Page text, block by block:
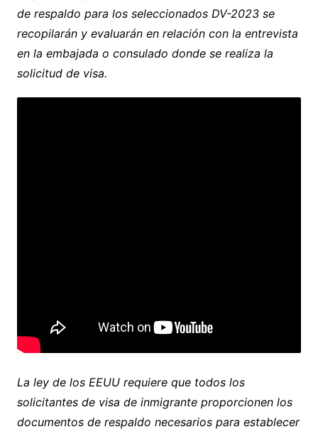
de respaldo para los seleccionados DV-2023 se
recopilarán y evaluarán en relación con la entrevista
en la embajada o consulado donde se realiza la
solicitud de visa.
La ley de los EEUU requiere que todos los
solicitantes de visa de inmigrante proporcionen los
documentos de respaldo necesarios para establecer